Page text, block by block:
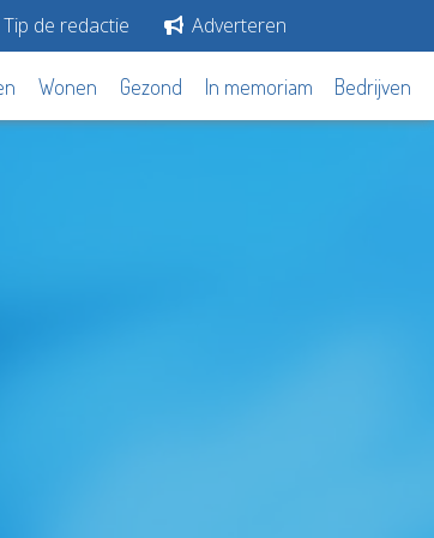
Tip de redactie Adverteren
Wonen Gezond In memoriam Bedrijven